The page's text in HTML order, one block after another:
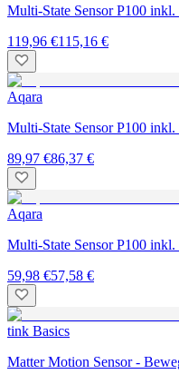
Multi-State Sensor P100
119,96 €115,16 €
Aqara
Multi-State Sensor P100
89,97 €86,37 €
Aqara
Multi-State Sensor P100
59,98 €57,58 €
tink Basics
Matter Motion Sensor -